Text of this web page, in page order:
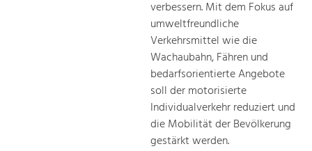
verbessern. Mit dem Fokus auf
umweltfreundliche
Verkehrsmittel wie die
Wachaubahn, Fähren und
bedarfsorientierte Angebote
soll der motorisierte
Individualverkehr reduziert und
die Mobilität der Bevölkerung
gestärkt werden.